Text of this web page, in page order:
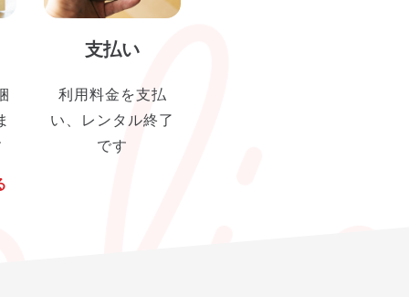
支払い
利用料金を支払
い、レンタル終了
です